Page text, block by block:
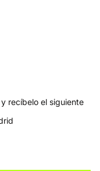
recíbelo el siguiente